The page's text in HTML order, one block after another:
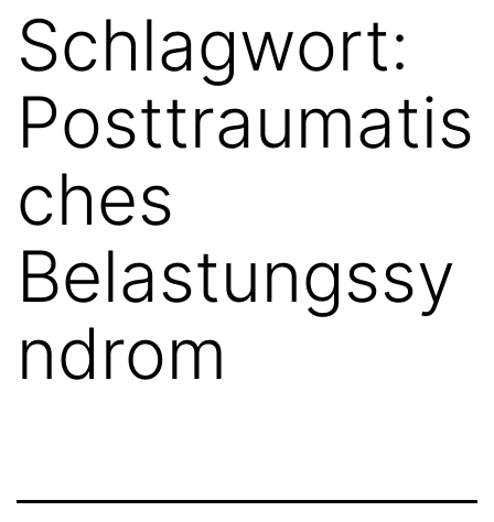
Schlagwort:
Posttraumatis
ches
Belastungssy
ndrom